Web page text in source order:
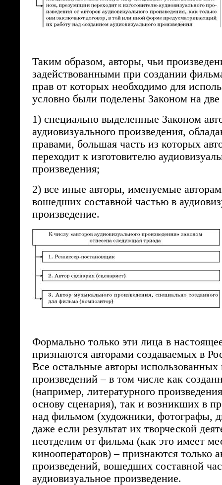
Таким образом, авторы, чьи
задействованными при создании
прав от которых необходимо для
условно были поделены Законом на
1) специально выделенные Законом
аудиовизуального произведения,
правами, большая часть из которых
переходит к изготовителю
произведения;
2) все иные авторы, именуемые
вошедших составной частью в
произведение.
Формально только эти лица в
признаются авторами создаваемых в
Все остальные авторы
произведений – в том числе как
(например, литературного
основу сценария), так и возникших в
над фильмом (художники, фотографы,
даже если результат их творческой
неотделим от фильма (как это имеет
кинооператоров) – признаются только
произведений, вошедших составной
аудиовизуальное произведение.